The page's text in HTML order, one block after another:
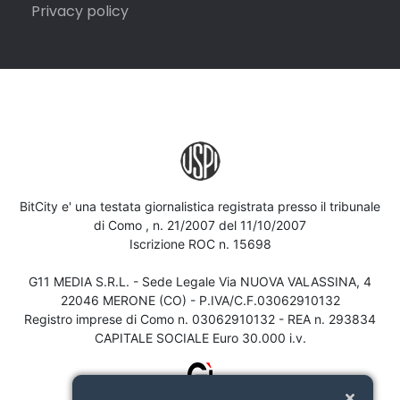
Privacy policy
BitCity e' una testata giornalistica registrata presso il tribunale
di Como , n. 21/2007 del 11/10/2007
Iscrizione ROC n. 15698
G11 MEDIA S.R.L. - Sede Legale Via NUOVA VALASSINA, 4
22046 MERONE (CO) - P.IVA/C.F.03062910132
Registro imprese di Como n. 03062910132 - REA n. 293834
CAPITALE SOCIALE Euro 30.000 i.v.